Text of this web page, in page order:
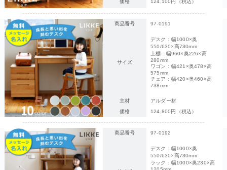
価格 124,100円（税込）
商品番号 97-0191
サイズ
デスク：幅1000×奥
550/630×高730mm
上棚：幅960×奥226×高
280mm
ワゴン：幅421×奥478×高
575mm
チェア：幅420×奥460×高
738mm
主材
アルダー材
価格
124,800円（税込）
商品番号 97-0192
デスク：幅1000×奥
550/630×高730mm
ラック：幅1000×奥230×高